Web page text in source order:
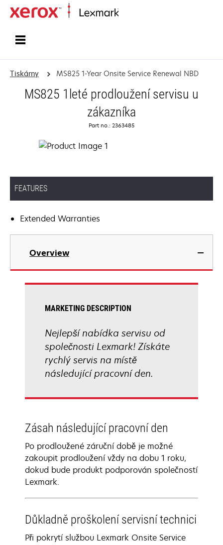
Tiskárny MS825 1-Year Onsite Service Renewal NBD
MS825 1leté prodloužení servisu u
zákazníka
Part no.: 2363485
FEATURES
Extended Warranties
Overview
MARKETING DESCRIPTION
Nejlepší nabídka servisu od
společnosti Lexmark! Získáte
rychlý servis na místě
následující pracovní den.
Zásah následující pracovní den
Po prodloužené záruční době je možné
zakoupit prodloužení vždy na dobu 1 roku,
dokud bude produkt podporován společností
Lexmark.
Důkladně proškolení servisní technici
Při pokrytí službou Lexmark Onsite Service